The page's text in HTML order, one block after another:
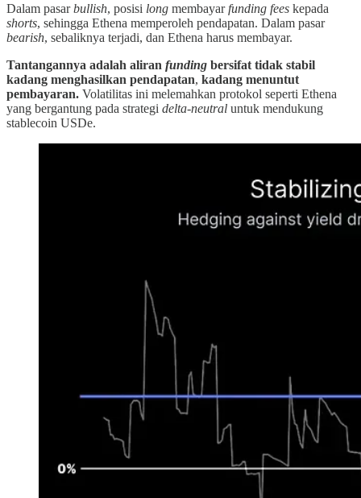
Dalam pasarbullish, posisi long membayarfunding fees kepada
shorts, sehingga Ethena memperoleh pendapatan. Dalam pasar
bearish, sebaliknya terjadi, dan Ethena harus membayar.
Tantangannya adalah aliran funding bersifat tidak stabil
kadang menghasilkan pendapatan, kadang menuntut
pembayaran. Volatilitas ini melemahkan protokol seperti Ethena
yang bergantung pada strategi delta-neutral untuk mendukung
stablecoin USDe.